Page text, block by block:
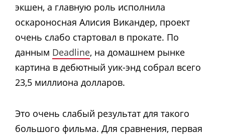
экшен, а главную роль исполнила
оскароносная Алисия Викандер, проект
очень слабо стартовал в прокате. По
данным Deadline, на домашнем рынке
картина в дебютный уик-энд собрал всего
23,5 миллиона долларов.
Это очень слабый результат для такого
большого фильма. Для сравнения, первая